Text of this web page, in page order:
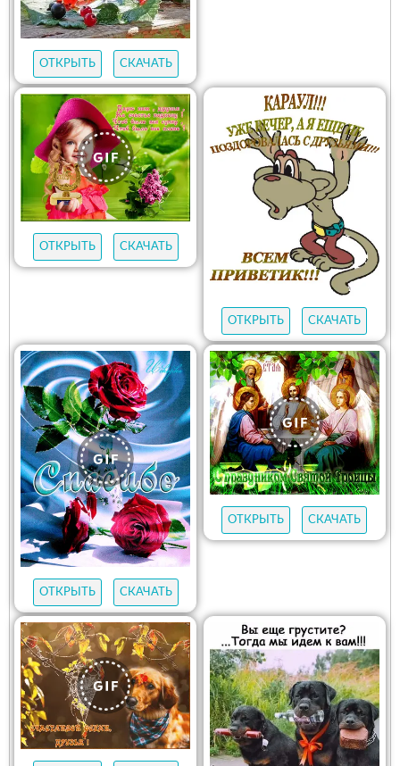
ОТКРЫТЬ СКАЧАТЬ
ОТКРЫТЬ СКАЧАТЬ
ОТКРЫТЬ СКАЧАТЬ
ОТКРЫТЬ СКАЧАТЬ
ОТКРЫТЬ СКАЧАТЬ